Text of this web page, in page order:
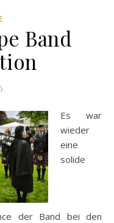
Band
Es war
wieder
eine
solide
der Band bei den